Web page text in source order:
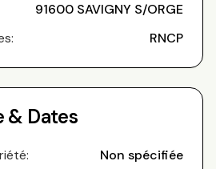
91600 SAVIGNY S/ORGE
RNCP
& Dates
Non spécifiée